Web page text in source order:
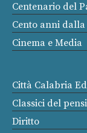
Centenario del
Cento anni
Cinema e Media
Città Calabria
Classici del
Diritto